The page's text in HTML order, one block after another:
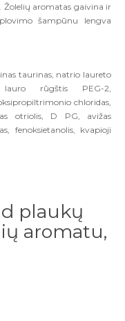
aromatas gaivina ir
šampūnu lengva
taurinas, natrio laureto
lauro rūgštis PEG-2,
chloridas,
otriolis, D PG, avižas
fenoksietanolis, kvapioji
plaukų
aromatu,